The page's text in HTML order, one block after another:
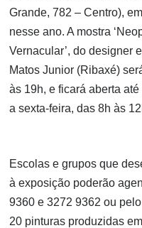
Grande, 782 – Centro),
nesse ano. A mostra
Vernacular’, do designer
Matos Junior (Ribaxé)
às 19h, e ficará aberta
a sexta-feira, das 8h às
Escolas e grupos que
à exposição poderão
9360 e 3272 9362 ou
20 pinturas produzidas